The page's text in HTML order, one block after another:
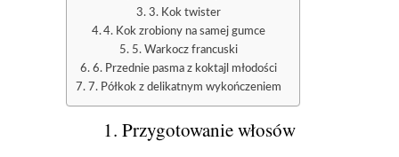
3. Kok twister
4. Kok zrobiony na samej gumce
5. Warkocz francuski
6. Przednie pasma z koktajl młodości
7. Półkok z delikatnym wykończeniem
1. Przygotowanie włosów